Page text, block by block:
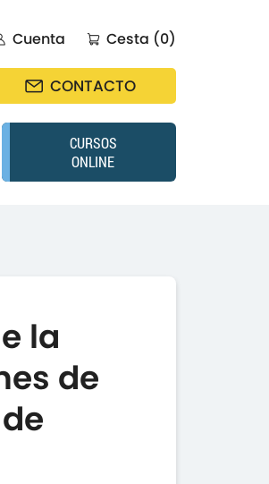
Cuenta Cesta (0)
CONTACTO
CURSOS
ONLINE
la
de